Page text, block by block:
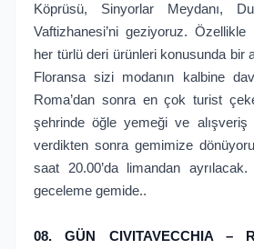
Köprüsü, Sinyorlar Meydanı,
Vaftizhanesi’ni geziyoruz.
her türlü deri ürünleri konusunda bir
Floransa sizi modanın kalbine
Roma’dan sonra en çok turist
şehrinde öğle yemeği ve
verdikten sonra gemimize
saat 20.00’da limandan
geceleme gemide..
08. GÜN CIVITAVECCHIA –